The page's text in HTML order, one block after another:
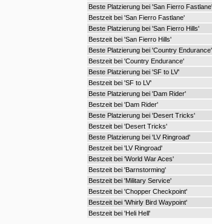
Beste Platzierung bei 'San Fierro Fastlane'
Bestzeit bei 'San Fierro Fastlane'
Beste Platzierung bei 'San Fierro Hills'
Bestzeit bei 'San Fierro Hills'
Beste Platzierung bei 'Country Endurance'
Bestzeit bei 'Country Endurance'
Beste Platzierung bei 'SF to LV'
Bestzeit bei 'SF to LV'
Beste Platzierung bei 'Dam Rider'
Bestzeit bei 'Dam Rider'
Beste Platzierung bei 'Desert Tricks'
Bestzeit bei 'Desert Tricks'
Beste Platzierung bei 'LV Ringroad'
Bestzeit bei 'LV Ringroad'
Bestzeit bei 'World War Aces'
Bestzeit bei 'Barnstorming'
Bestzeit bei 'Military Service'
Bestzeit bei 'Chopper Checkpoint'
Bestzeit bei 'Whirly Bird Waypoint'
Bestzeit bei 'Heli Hell'